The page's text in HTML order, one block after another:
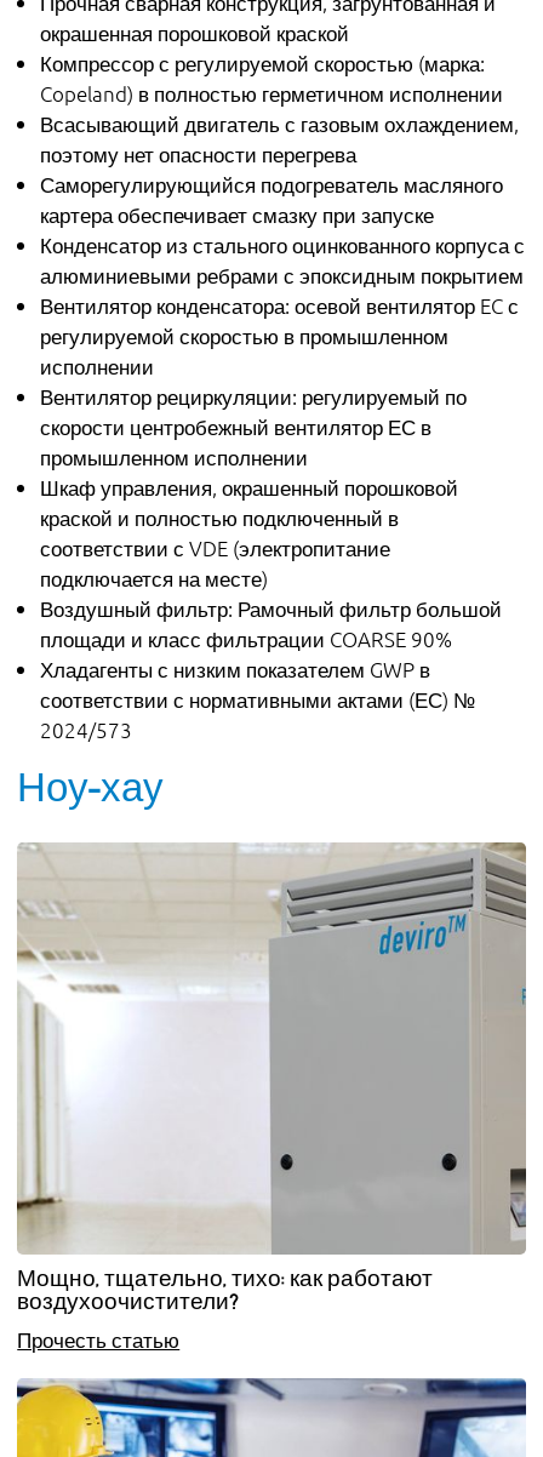
окрашенная порошковой краской
Компрессор с регулируемой скоростью (марка:
Copeland) в полностью герметичном исполнении
Всасывающий двигатель с газовым охлаждением,
поэтому нет опасности перегрева
Саморегулирующийся подогреватель масляного
картера обеспечивает смазку при запуске
Конденсатор из стального оцинкованного корпуса с
алюминиевыми ребрами с эпоксидным покрытием
Вентилятор конденсатора: осевой вентилятор EC с
регулируемой скоростью в промышленном
исполнении
Вентилятор рециркуляции: регулируемый по
скорости центробежный вентилятор ЕС в
промышленном исполнении
Шкаф управления, окрашенный порошковой
краской и полностью подключенный в
соответствии с VDE (электропитание
подключается на месте)
Воздушный фильтр: Рамочный фильтр большой
площади и класс фильтрации COARSE 90%
Хладагенты с низким показателем GWP в
соответствии с нормативными актами (ЕС) №
2024/573
Ноу-хау
Мощно, тщательно, тихо: как работают
воздухоочистители?
Прочесть статью